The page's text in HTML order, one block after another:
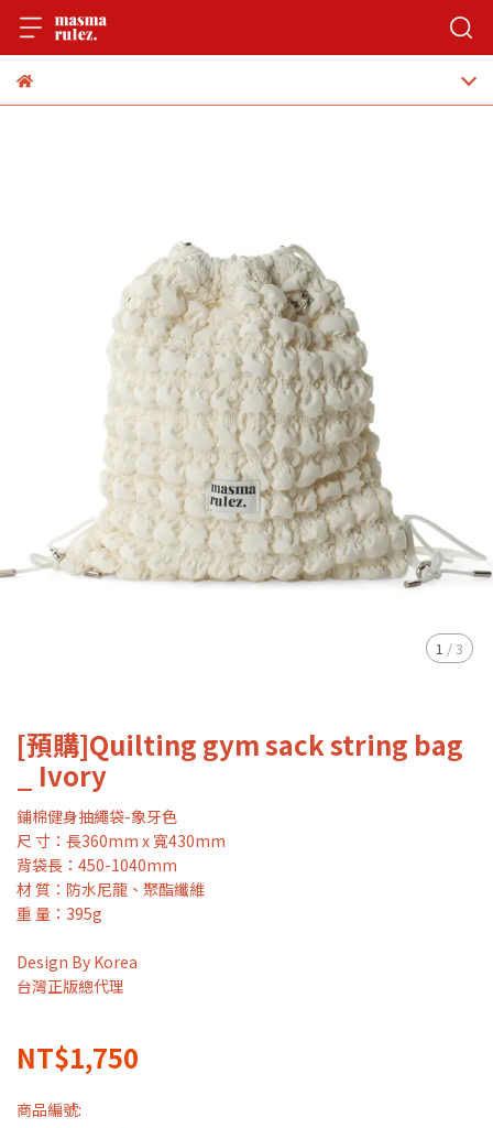
1 /3
[預購]Quilting gym sack string bag
_ Ivory
鋪棉健身抽繩袋-象牙色
尺 寸：長360mm x 寬430mm
背袋長：450-1040mm
材 質：防水尼龍、聚酯纖維
重 量：395g
Design By Korea
台灣正版總代理
NT$1,750
商品編號: